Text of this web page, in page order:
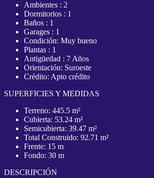
Ambientes : 2
Dormitorios : 1
Baños : 1
Garages : 1
Condición: Muy bueno
Plantas : 1
Antigüedad : 7 Años
Orientación: Suroeste
Crédito: Apto crédito
SUPERFICIES Y MEDIDAS
Terreno: 445.5 m²
Cubierta: 53.24 m²
Semicubierta: 39.47 m²
Total Construido: 92.71 m²
Frente: 15 m
Fondo: 30 m
DESCRIPCIÓN